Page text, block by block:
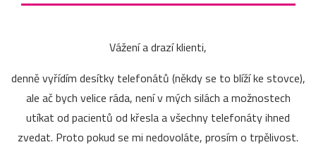
Vážení a drazí klienti,
denně vyřídím desítky telefonátů (někdy se to blíží ke stovce),
ale ač bych velice ráda, není v mých silách a možnostech
utíkat od pacientů od křesla a všechny telefonáty ihned
zvedat. Proto pokud se mi nedovoláte, prosím o trpělivost.